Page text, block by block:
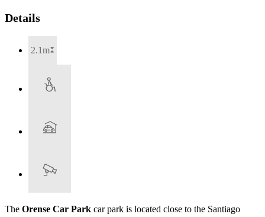
Details
2.1m
The Orense Car Park car park is located close to the Santiago